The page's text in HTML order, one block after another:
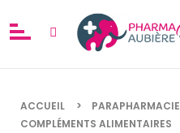
ACCUEIL
PARAPHARMACIE
COMPLÉMENTS ALIMENTAIRES